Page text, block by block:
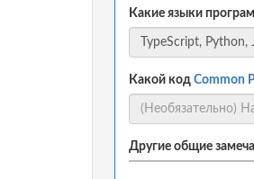
Какие языки
Какой код Common
Другие общие